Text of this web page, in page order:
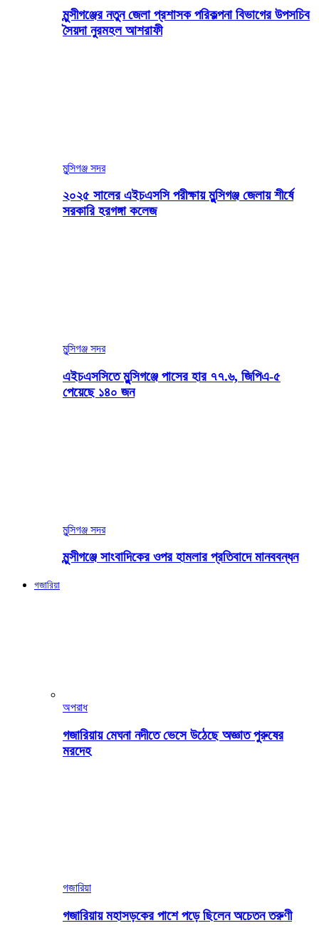
মুন্সীগঞ্জের নতুন জেলা প্রশাসক পরিকল্পনা বিভাগের উপসচিব
সৈয়দা নুরমহল আশরাফী
মুন্সিগঞ্জ সদর
২০২৫ সালের এইচএসসি পরীক্ষায় মুন্সিগঞ্জ জেলায় শীর্ষে
সরকারি হরগঙ্গা কলেজ
মুন্সিগঞ্জ সদর
এইচএসসিতে মুন্সিগঞ্জে পাসের হার ৭৭.৬, জিপিএ-৫
পেয়েছে ১৪০ জন
মুন্সিগঞ্জ সদর
মুন্সীগঞ্জে সাংবাদিকের ওপর হামলার প্রতিবাদে মানববন্ধন
গজারিয়া
অপরাধ
গজারিয়ায় মেঘনা নদীতে ভেসে উঠেছে অজ্ঞাত পুরুষের
মরদেহ
গজারিয়া
গজারিয়ায় মহাসড়কের পাশে পড়ে ছিলেন অচেতন তরুণী